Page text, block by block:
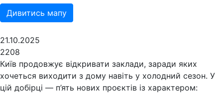
Дивитись мапу
21.10.2025
2208
Київ продовжує відкривати заклади, заради яких
хочеться виходити з дому навіть у холодний сезон. У
цій добірці — п’ять нових проєктів із характером: